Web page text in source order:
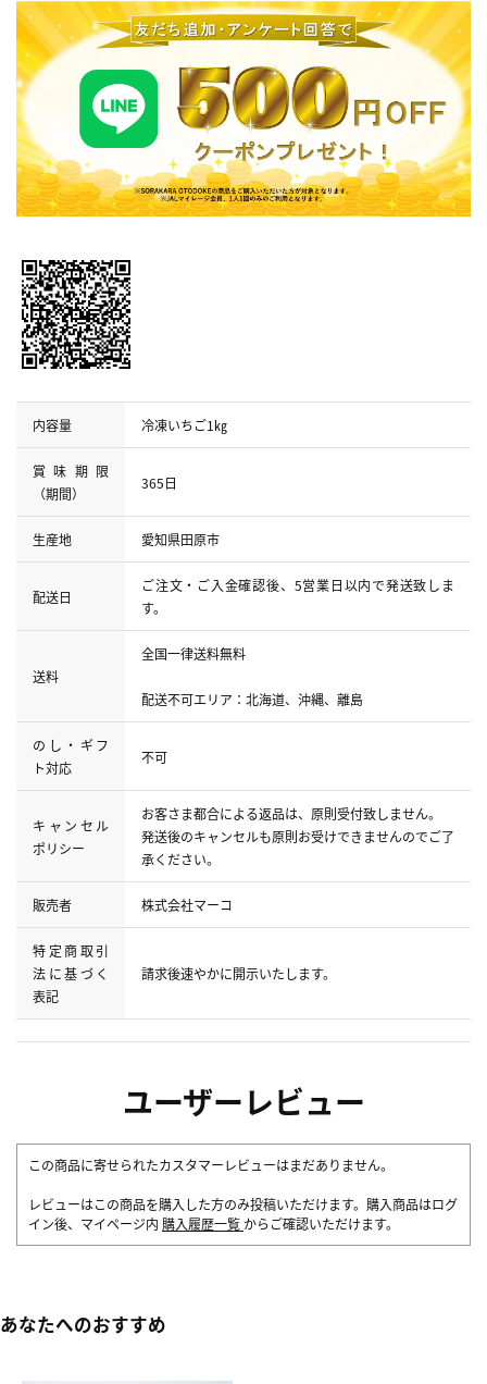
内容量 冷凍いちご1㎏
賞味期限
（期間）
365日
生産地 愛知県田原市
配送日
ご注文・ご入金確認後、5営業日以内で発送致しま
す。
送料
全国一律送料無料
配送不可エリア：北海道、沖縄、離島
のし・ギフ
ト対応
不可
キャンセル
ポリシー
お客さま都合による返品は、原則受付致しません。
発送後のキャンセルも原則お受けできませんのでご了
承ください。
販売者 株式会社マーコ
特定商取引
法に基づく
表記
請求後速やかに開示いたします。
ユーザーレビュー
この商品に寄せられたカスタマーレビューはまだありません。
レビューはこの商品を購入した方のみ投稿いただけます。購入商品はログ
イン後、マイページ内 購入履歴一覧 からご確認いただけます。
あなたへのおすすめ